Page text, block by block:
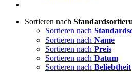
Sortieren nach
Sortieren nach
Sortieren nach Name
Sortieren nach Preis
Sortieren nach Datum
Sortieren nach Beliebtheit